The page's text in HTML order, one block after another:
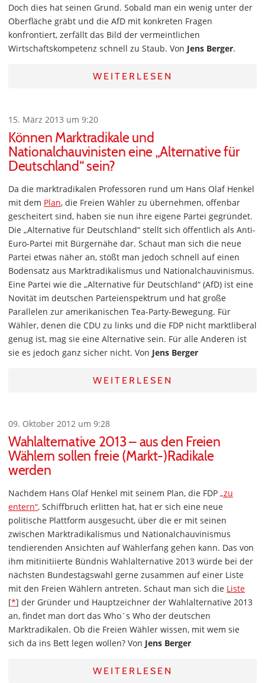
Doch dies hat seinen Grund. Sobald man ein wenig unter der
Oberfläche gräbt und die AfD mit konkreten Fragen
konfrontiert, zerfällt das Bild der vermeintlichen
Wirtschaftskompetenz schnell zu Staub. Von Jens Berger.
WEITERLESEN
15. März 2013 um 9:20
Können Marktradikale und
Nationalchauvinisten eine „Alternative für
Deutschland“ sein?
Da die marktradikalen Professoren rund um Hans Olaf Henkel
mit dem Plan, die Freien Wähler zu übernehmen, offenbar
gescheitert sind, haben sie nun ihre eigene Partei gegründet.
Die „Alternative für Deutschland“ stellt sich öffentlich als Anti-
Euro-Partei mit Bürgernähe dar. Schaut man sich die neue
Partei etwas näher an, stößt man jedoch schnell auf einen
Bodensatz aus Marktradikalismus und Nationalchauvinismus.
Eine Partei wie die „Alternative für Deutschland“ (AfD) ist eine
Novität im deutschen Parteienspektrum und hat große
Parallelen zur amerikanischen Tea-Party-Bewegung. Für
Wähler, denen die CDU zu links und die FDP nicht marktliberal
genug ist, mag sie eine Alternative sein. Für alle Anderen ist
sie es jedoch ganz sicher nicht. Von Jens Berger
WEITERLESEN
09. Oktober 2012 um 9:28
Wahlalternative 2013 – aus den Freien
Wählern sollen freie (Markt-)Radikale
werden
Nachdem Hans Olaf Henkel mit seinem Plan, die FDP „zu
entern“, Schiffbruch erlitten hat, hat er sich eine neue
politische Plattform ausgesucht, über die er mit seinen
zwischen Marktradikalismus und Nationalchauvinismus
tendierenden Ansichten auf Wählerfang gehen kann. Das von
ihm mitinitiierte Bündnis Wahlalternative 2013 würde bei der
nächsten Bundestagswahl gerne zusammen auf einer Liste
mit den Freien Wählern antreten. Schaut man sich die Liste
[*] der Gründer und Hauptzeichner der Wahlalternative 2013
an, findet man dort das Who´s Who der deutschen
Marktradikalen. Ob die Freien Wähler wissen, mit wem sie
sich da ins Bett legen wollen? Von Jens Berger
WEITERLESEN